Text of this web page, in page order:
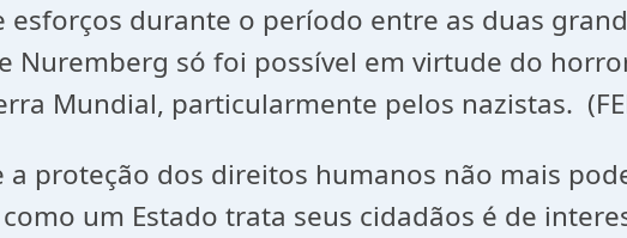
durante o período entre as duas
só foi possível em virtude do
Mundial, particularmente pelos nazistas.
proteção dos direitos humanos não mais
um Estado trata seus cidadãos é de